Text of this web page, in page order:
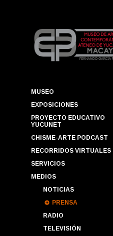
MUSEO
EXPOSICIONES
PROYECTO EDUCATIVO
YUCUNET
CHISME-ARTE PODCAST
RECORRIDOS VIRTUALES
SERVICIOS
MEDIOS
NOTICIAS
PRENSA
RADIO
TELEVISIÓN